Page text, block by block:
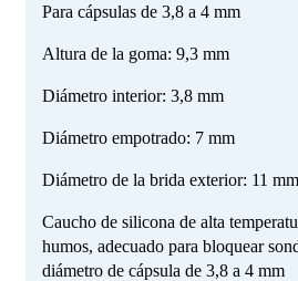
Para cápsulas de 3,8 a 4 mm
Altura de la goma: 9,3 mm
Diámetro interior: 3,8 mm
Diámetro empotrado: 7 mm
Diámetro de la brida exterior: 11 mm
Caucho de silicona de alta
humos, adecuado para bloquear
diámetro de cápsula de 3,8 a 4 mm